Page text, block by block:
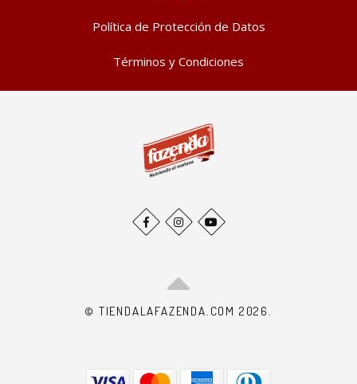
Política de Protección de Datos
Términos y Condiciones
© TIENDALAFAZENDA.COM 2026.